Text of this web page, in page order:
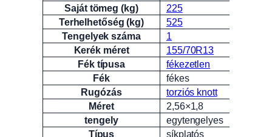
Saját tömeg (kg)
225
Terhelhetőség (kg)
525
Tengelyek száma
1
Kerék méret
155/70R13
Fék típusa
fékezetlen
Fék
fékes
Rugózás
torziós knott
Méret
2,56×1,8
tengely
egytengelyes
Típus
síkplatós